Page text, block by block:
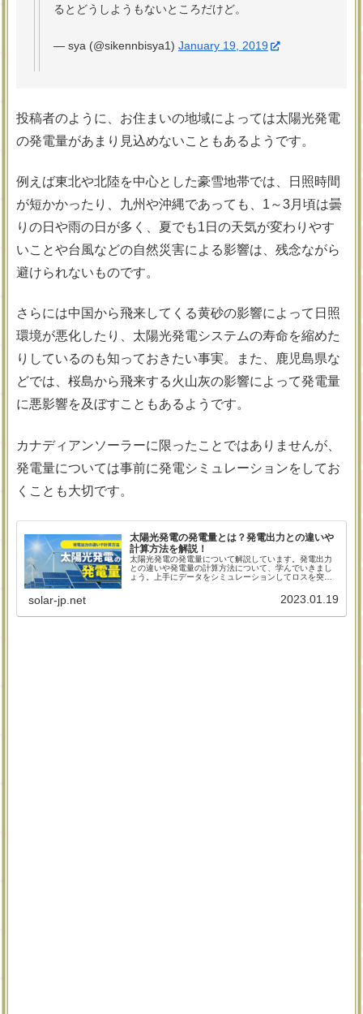
るとどうしようもないところだけど。
— sya (@sikennbisya1) January 19, 2019
投稿者のように、お住まいの地域によっては太陽光発電
の発電量があまり見込めないこともあるようです。
例えば東北や北陸を中心とした豪雪地帯では、日照時間
が短かかったり、九州や沖縄であっても、1～3月頃は曇
りの日や雨の日が多く、夏でも1日の天気が変わりやす
いことや台風などの自然災害による影響は、残念ながら
避けられないものです。
さらには中国から飛来してくる黄砂の影響によって日照
環境が悪化したり、太陽光発電システムの寿命を縮めた
りしているのも知っておきたい事実。また、鹿児島県な
どでは、桜島から飛来する火山灰の影響によって発電量
に悪影響を及ぼすこともあるようです。
カナディアンソーラーに限ったことではありませんが、
発電量については事前に発電シミュレーションをしてお
くことも大切です。
太陽光発電の発電量とは？発電出力との違いや
計算方法を解説！
太陽光発電の発電量について解説しています。発電出力
との違いや発電量の計算方法について、学んでいきまし
ょう。上手にデータをシミュレーションしてロスを突き
可能に。さらに、発電量を低下させる損失係数について
も解説していますので、併せて参考にしてください。
solar-jp.net 2023.01.19